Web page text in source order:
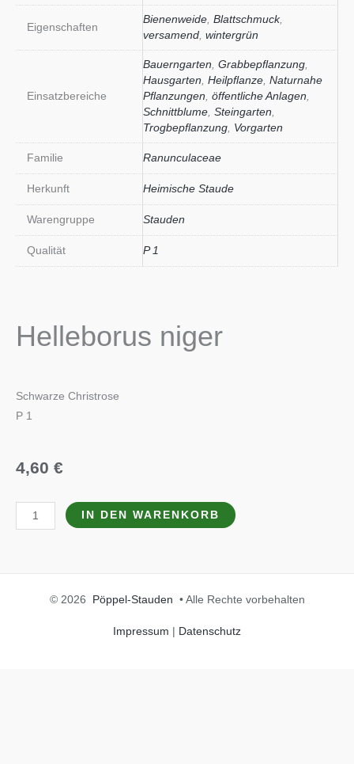
Eigenschaften
Bienenweide Blattschmuck,
versamend wintergrün
Einsatzbereiche
Bauerngarten Grabbepflanzung
Hausgarten Heilpflanze Naturnahe
Pflanzungen öffentliche Anlagen
Schnittblume Steingarten
Trogbepflanzung Vorgarten
Familie Ranunculaceae
Herkunft Heimische Staude
Warengruppe Stauden
Qualität P 1
Helleborus niger
Schwarze Christrose
P 1
4,60 €
Helleborus
niger
IN DEN WARENKORB
© 2026 Pöppel-Stauden • Alle Rechte vorbehalten
Impressum | Datenschutz